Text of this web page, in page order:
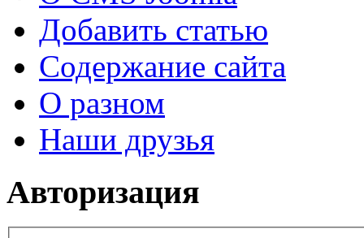
Добавить статью
Содержание сайта
О разном
Наши друзья
Авторизация